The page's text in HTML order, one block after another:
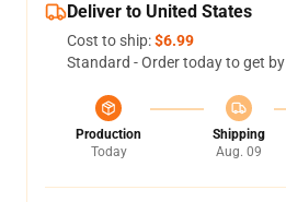
Deliver to United States
Cost to ship:$6.99
Standard - Order today to get by
Production
Today
Shipping
Aug. 09